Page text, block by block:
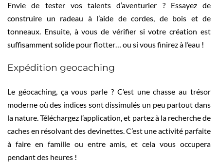
Envie de tester vos talents d’aventurier ? Essayez de
construire un radeau à l’aide de cordes, de bois et de
tonneaux. Ensuite, à vous de vérifier si votre création est
suffisamment solide pour flotter… ou si vous finirez à l’eau !
Expédition geocaching
Le géocaching, ça vous parle ? C’est une chasse au trésor
moderne où des indices sont dissimulés un peu partout dans
la nature. Téléchargez l’application, et partez à la recherche de
caches en résolvant des devinettes. C’est une activité parfaite
à faire en famille ou entre amis, et cela vous occupera
pendant des heures !